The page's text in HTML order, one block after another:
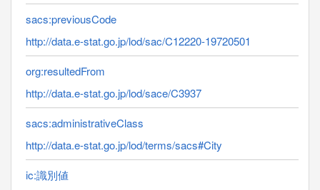
sacs:previousCode
http://data.e-stat.go.jp/lod/sac/C12220-19720501
org:resultedFrom
http://data.e-stat.go.jp/lod/sace/C3937
sacs:administrativeClass
http://data.e-stat.go.jp/lod/terms/sacs#City
ic:識別値